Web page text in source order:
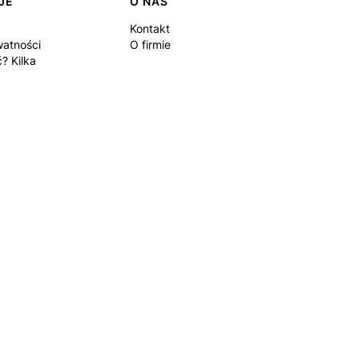
Kilka
Kontakt
O firmie